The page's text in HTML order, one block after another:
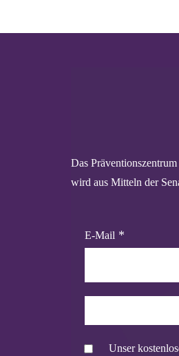
Das
wird aus Mitteln der
E-Mail
Unser